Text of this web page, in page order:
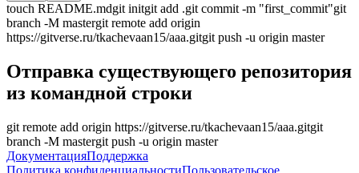
touch README.mdgit initgit add .git commit -m "first_commit"git
branch -M mastergit remote add origin
https://gitverse.ru/tkachevaan15/aaa.gitgit push -u origin master
Отправка существующего репозитория
из командной строки
git remote add origin https://gitverse.ru/tkachevaan15/aaa.gitgit
branch -M mastergit push -u origin master
ДокументацияПоддержка
Политика конфиденциальностиПользовательское